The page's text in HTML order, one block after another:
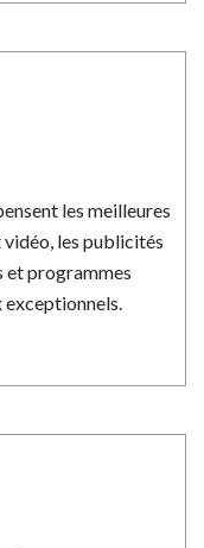
les meilleures
les publicités
et programmes
exceptionnels.